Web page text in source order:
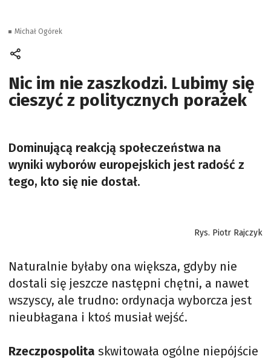
Nic im nie zaszkodzi. Lubimy się
cieszyć z politycznych porażek
Dominującą reakcją społeczeństwa na
wyniki wyborów europejskich jest radość z
tego, kto się nie dostał.
Rys. Piotr Rajczyk
Naturalnie byłaby ona większa, gdyby nie
dostali się jeszcze następni chętni, a nawet
wszyscy, ale trudno: ordynacja wyborcza jest
nieubłagana i ktoś musiał wejść.
Rzeczpospolita skwitowała ogólne niepójście
Michał Ogórek